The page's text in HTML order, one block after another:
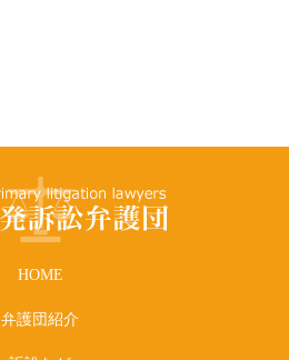
HOME
弁護団紹介